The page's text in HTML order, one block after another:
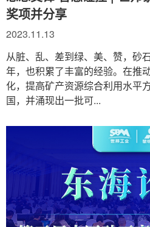
奖项并分享
2023.11.13
从脏、乱、差到绿、美、赞，砂
年，也积累了丰富的经验。在推
化，提高矿产资源综合利用水平
国，并涌现出一批可...